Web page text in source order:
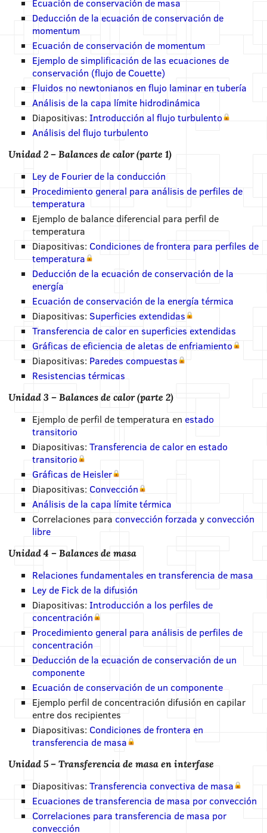
Ecuación de conservación de masa
Deducción de la ecuación de conservación de
momentum
Ecuación de conservación de momentum
Ejemplo de simplificación de las ecuaciones de
conservación (flujo de Couette)
Fluidos no newtonianos en flujo laminar en tubería
Análisis de la capa límite hidrodinámica
Diapositivas: Introducción al flujo turbulento
Análisis del flujo turbulento
Unidad 2 – Balances de calor (parte 1)
Ley de Fourier de la conducción
Procedimiento general para análisis de perfiles de
temperatura
Ejemplo de balance diferencial para perfil de
temperatura
Diapositivas: Condiciones de frontera para perfiles de
temperatura
Deducción de la ecuación de conservación de la
energía
Ecuación de conservación de la energía térmica
Diapositivas: Superficies extendidas
Transferencia de calor en superficies extendidas
Gráficas de eficiencia de aletas de enfriamiento
Diapositivas: Paredes compuestas
Resistencias térmicas
Unidad 3 – Balances de calor (parte 2)
Ejemplo de perfil de temperatura en estado
transitorio
Diapositivas: Transferencia de calor en estado
transitorio
Gráficas de Heisler
Diapositivas: Convección
Análisis de la capa límite térmica
Correlaciones para convección forzada y convección
libre
Unidad 4 – Balances de masa
Relaciones fundamentales en transferencia de masa
Ley de Fick de la difusión
Diapositivas: Introducción a los perfiles de
concentración
Procedimiento general para análisis de perfiles de
concentración
Deducción de la ecuación de conservación de un
componente
Ecuación de conservación de un componente
Ejemplo perfil de concentración difusión en capilar
entre dos recipientes
Diapositivas: Condiciones de frontera en
transferencia de masa
Unidad 5 – Transferencia de masa en interfase
Diapositivas: Transferencia convectiva de masa
Ecuaciones de transferencia de masa por convección
Correlaciones para transferencia de masa por
convección